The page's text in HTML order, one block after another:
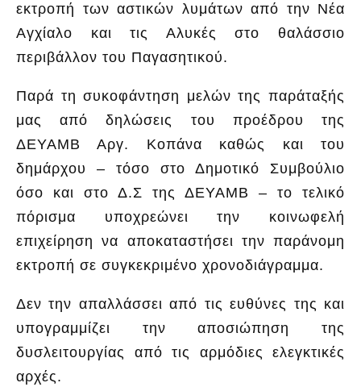
εκτροπή των αστικών λυμάτων από την Νέα
Αγχίαλο και τις Αλυκές στο θαλάσσιο
περιβάλλον του Παγασητικού.
Παρά τη συκοφάντηση μελών της παράταξής
μας από δηλώσεις του προέδρου της
ΔΕΥΑΜΒ Αργ. Κοπάνα καθώς και του
δημάρχου – τόσο στο Δημοτικό Συμβούλιο
όσο και στο Δ.Σ της ΔΕΥΑΜΒ – το τελικό
πόρισμα υποχρεώνει την κοινωφελή
επιχείρηση να αποκαταστήσει την παράνομη
εκτροπή σε συγκεκριμένο χρονοδιάγραμμα.
Δεν την απαλλάσσει από τις ευθύνες της και
υπογραμμίζει την αποσιώπηση της
δυσλειτουργίας από τις αρμόδιες ελεγκτικές
αρχές.